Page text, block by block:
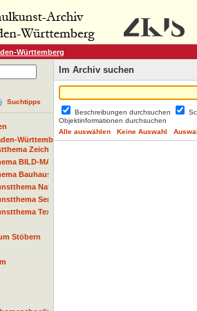
Württemberg
Suchtipps
Württemberg
Zeichnen
BILD-MATERIAL-OBJEKT
Bauhaus
Natur und Zeit
Serie
Textil
Stöbern
Im Archiv suchen
Beschreibungen durchsuchen
Objektinformationen durchsuchen
Alle auswählen
Keine Auswahl